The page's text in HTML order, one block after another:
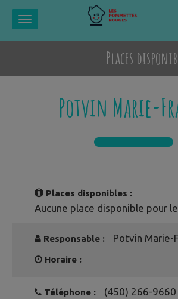
Toggle
navigation
Places
Potvin Marie-
Places disponibles :
Aucune place disponible pour
Responsable : Potvin Marie-
Horaire :
Téléphone : (450) 266-9660